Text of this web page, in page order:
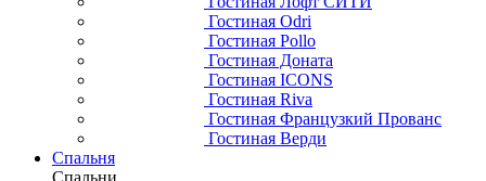
Гостиная Odri
Гостиная Pollo
Гостиная Доната
Гостиная ICONS
Гостиная Riva
Гостиная Французкий Прованс
Гостиная Верди
Спальня
Спальни